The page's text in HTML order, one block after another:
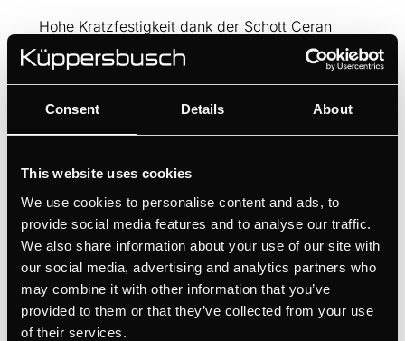
Consent Details About
This website uses cookies
We use cookies to personalise content and ads, to
provide social media features and to analyse our traffic.
We also share information about your use of our site with
our social media, advertising and analytics partners who
may combine it with other information that you’ve
provided to them or that they’ve collected from your use
of their services.
Hohe Kratzfestigkeit dank der Schott Ceran
Miradur® Oberfläche
Ultimative Flexibilität für großes Kochgeschirr
mit Flex-Induktion
Professionelle Kochergebnisse dank der 1
automatische Kochfunktion
Kochen wie die Profis mit der Cheffunktion
BEDIENUNGSANLEITUNGEN
PRODUKTKARTE